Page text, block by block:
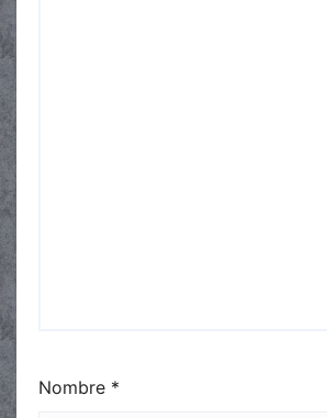
Nombre *